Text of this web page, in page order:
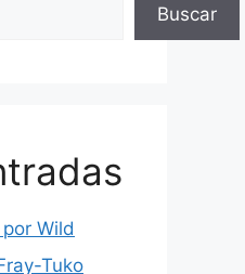
Buscar
Wild
Tuko